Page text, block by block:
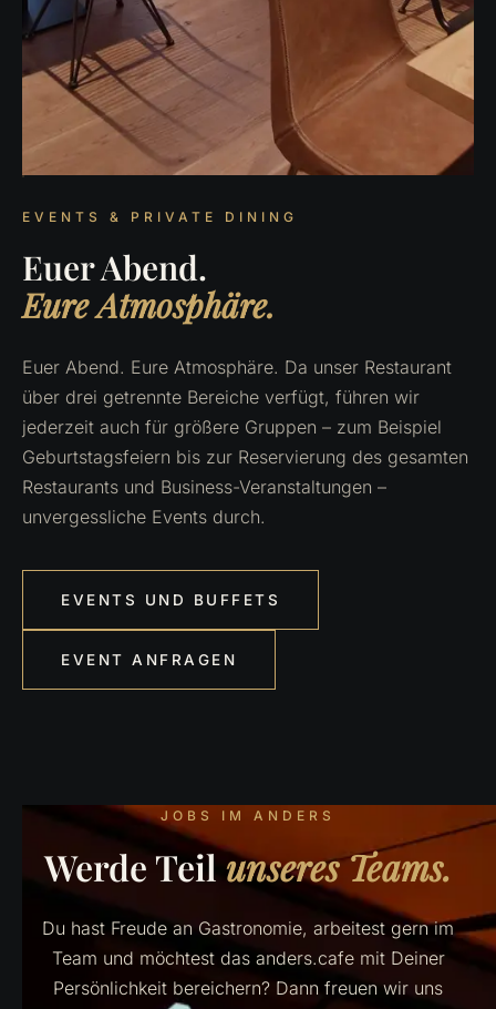
EVENTS & PRIVATE DINING
Euer Abend.
Eure Atmosphäre.
Euer Abend. Eure Atmosphäre. Da unser Restaurant
über drei getrennte Bereiche verfügt, führen wir
jederzeit auch für größere Gruppen – zum Beispiel
Geburtstagsfeiern bis zur Reservierung des gesamten
Restaurants und Business-Veranstaltungen –
unvergessliche Events durch.
EVENTS UND BUFFETS
EVENT ANFRAGEN
JOBS IM ANDERS
Werde Teilunseres Teams.
Du hast Freude an Gastronomie, arbeitest gern im
Team und möchtest das anders.cafe mit Deiner
Persönlichkeit bereichern? Dann freuen wir uns